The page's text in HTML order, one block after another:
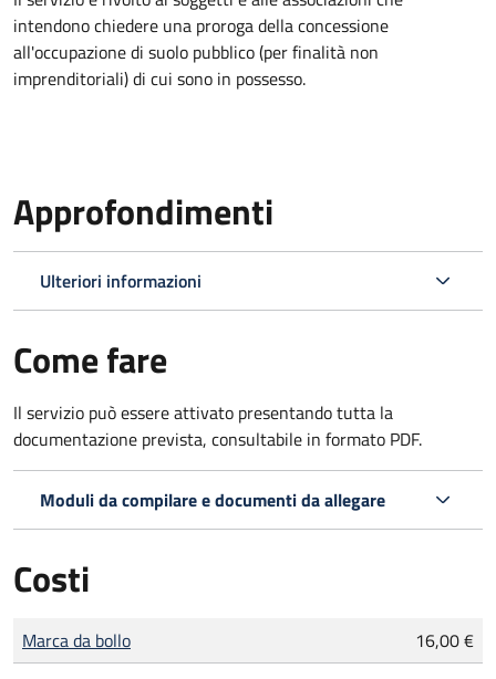
intendono chiedere una proroga della concessione
all'occupazione di suolo pubblico (per finalità non
imprenditoriali) di cui sono in possesso.
Approfondimenti
Ulteriori informazioni
Come fare
Il servizio può essere attivato presentando tutta la
documentazione prevista, consultabile in formato PDF.
Moduli da compilare e documenti da allegare
Costi
Tipo di pagamento
Importo
Marca da bollo 16,00 €